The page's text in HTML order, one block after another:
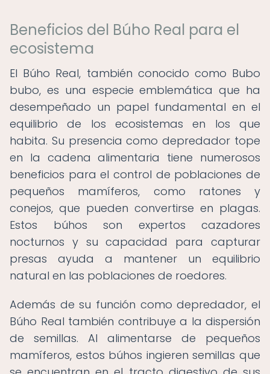
Beneficios del Búho Real para el
ecosistema
El Búho Real, también conocido como Bubo
bubo, es una especie emblemática que ha
desempeñado un papel fundamental en el
equilibrio de los ecosistemas en los que
habita. Su presencia como depredador tope
en la cadena alimentaria tiene numerosos
beneficios para el control de poblaciones de
pequeños mamíferos, como ratones y
conejos, que pueden convertirse en plagas.
Estos búhos son expertos cazadores
nocturnos y su capacidad para capturar
presas ayuda a mantener un equilibrio
natural en las poblaciones de roedores.
Además de su función como depredador, el
Búho Real también contribuye a la dispersión
de semillas. Al alimentarse de pequeños
mamíferos, estos búhos ingieren semillas que